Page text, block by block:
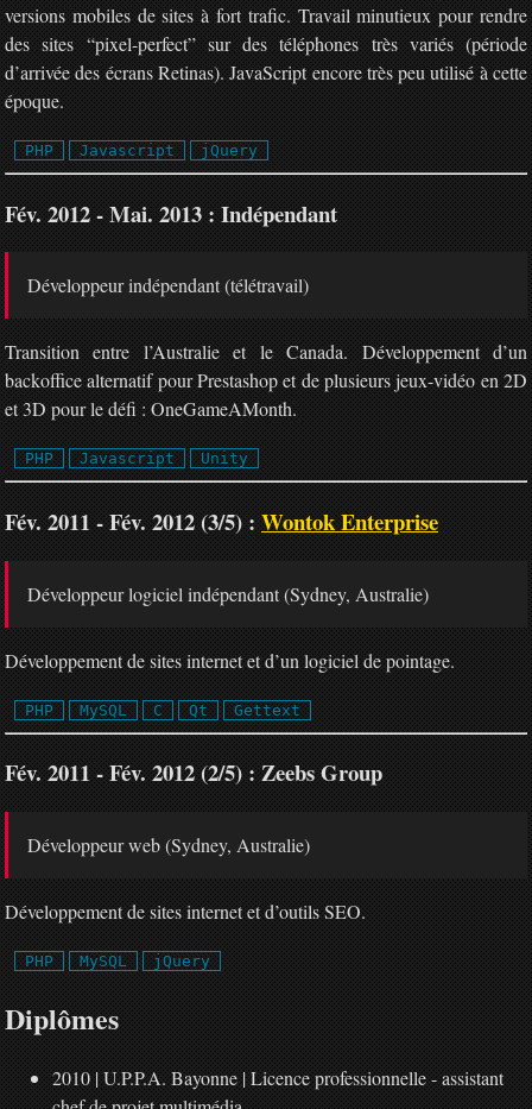
versions mobiles de sites à fort trafic. Travail minutieux pour rendre
des sites “pixel-perfect” sur des téléphones très variés (période
d’arrivée des écrans Retinas). JavaScript encore très peu utilisé à cette
époque.
PHP Javascript jQuery
Fév. 2012 - Mai. 2013 : Indépendant
Développeur indépendant (télétravail)
Transition entre l’Australie et le Canada. Développement d’un
backoffice alternatif pour Prestashop et de plusieurs jeux-vidéo en 2D
et 3D pour le défi : OneGameAMonth.
PHP Javascript Unity
Fév. 2011 - Fév. 2012 (3/5) :Wontok Enterprise
Développeur logiciel indépendant (Sydney, Australie)
Développement de sites internet et d’un logiciel de pointage.
PHP MySQL C Qt Gettext
Fév. 2011 - Fév. 2012 (2/5) : Zeebs Group
Développeur web (Sydney, Australie)
Développement de sites internet et d’outils SEO.
PHP MySQL jQuery
Diplômes
2010 | U.P.P.A. Bayonne | Licence professionnelle - assistant